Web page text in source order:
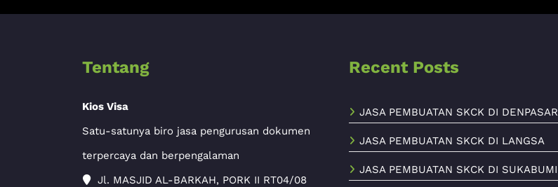
Tentang
Kios Visa
Satu-satunya biro jasa pengurusan dokumen
terpercaya dan berpengalaman
Jl. MASJID AL-BARKAH, PORK II RT04/08
Recent Posts
JASA PEMBUATAN SKCK DI DENPASAR
JASA PEMBUATAN SKCK DI LANGSA
JASA PEMBUATAN SKCK DI SUKABUMI